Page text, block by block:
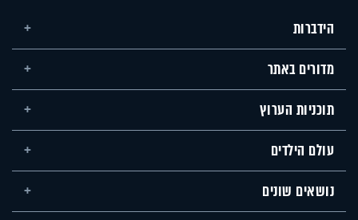
הידברות
מדורים באתר
תוכניות הערוץ
עולם הילדים
נושאים שונים